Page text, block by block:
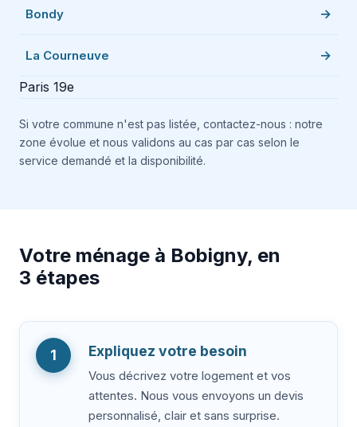
Bondy
La Courneuve
Paris 19e
Si votre commune n'est pas listée, contactez-nous : notre
zone évolue et nous validons au cas par cas selon le
service demandé et la disponibilité.
Votre ménage à Bobigny, en
3 étapes
1 Expliquez votre besoin
Vous décrivez votre logement et vos
attentes. Nous vous envoyons un devis
personnalisé, clair et sans surprise.